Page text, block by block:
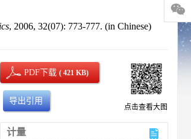
, 2006, 32(07): 773-777. (in Chinese)
PDF下载( 421 KB)
导出引用
点击查看大图
计量